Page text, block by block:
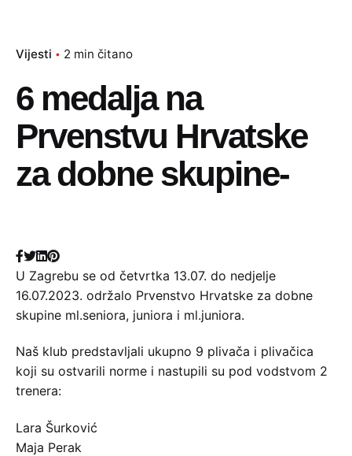
Vijesti 2 min čitano
6 medalja na
Prvenstvu Hrvatske
za dobne skupine-
U Zagrebu se od četvrtka 13.07. do nedjelje
16.07.2023. održalo Prvenstvo Hrvatske za dobne
skupine ml.seniora, juniora i ml.juniora.
Naš klub predstavljali ukupno 9 plivača i plivačica
koji su ostvarili norme i nastupili su pod vodstvom 2
trenera:
Lara Šurković
Maja Perak